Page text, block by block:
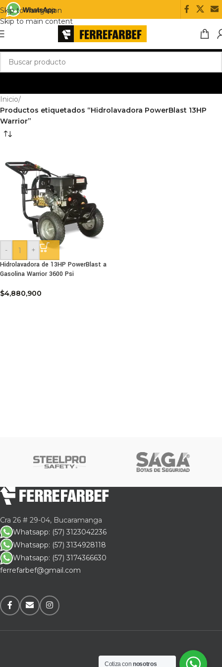
Skip to navigation
Skip to main content
Inicio/
Productos etiquetados “Hidrolavadora PowerBlast 13HP
Warrior”
-
+
Hidrolavadora de 13HP PowerBlast a
Gasolina Warrior 3600 Psi
$4,880,900
Cra 26 # 29-04, Bucaramanga
Whatsapp: (57) 3123042236
Whatsapp: (57) 3134928118
Whatsapp: (57) 3174366630
ferrefarbef@gmail.com
Cotiza connosotros